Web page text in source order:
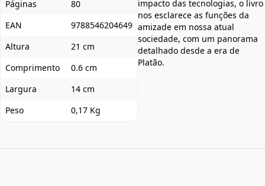
Páginas
80
EAN
9788546204649
Altura
21 cm
Comprimento
0.6 cm
Largura
14 cm
Peso
0,17 Kg
impacto das tecnologias, o livro
nos esclarece as funções da
amizade em nossa atual
sociedade, com um panorama
detalhado desde a era de
Platão.